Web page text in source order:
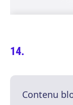
Contenu